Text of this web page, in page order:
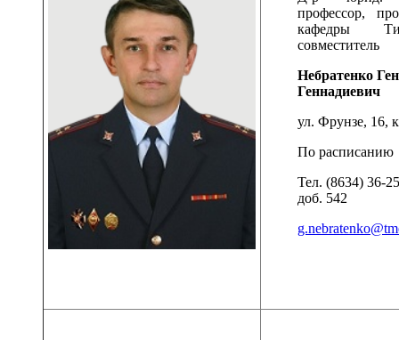
профессор,
кафедры
совместитель
Небратенко
Геннадиевич
ул. Фрунзе, 16,
По расписанию
Тел. (8634) 36-
доб. 542